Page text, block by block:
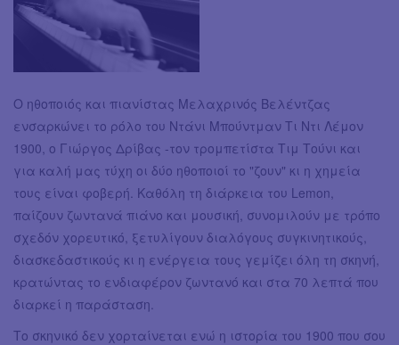
Ο ηθοποιός και πιανίστας Μελαχρινός Βελέντζας
ενσαρκώνει το ρόλο του Ντάνι Μπούντμαν Τι Ντι Λέμον
1900, ο Γιώργος Δρίβας -τον τρομπετίστα Τιμ Τούνι και
για καλή μας τύχη οι δύο ηθοποιοί το "ζουν" κι η χημεία
τους είναι φοβερή. Καθόλη τη διάρκεια του Lemon,
παίζουν ζωντανά πιάνο και μουσική, συνομιλούν με τρόπο
σχεδόν χορευτικό, ξετυλίγουν διαλόγους συγκινητικούς,
διασκεδαστικούς κι η ενέργεια τους γεμίζει όλη τη σκηνή,
κρατώντας το ενδιαφέρον ζωντανό και στα 70 λεπτά που
διαρκεί η παράσταση.
Το σκηνικό δεν χορταίνεται ενώ η ιστορία του 1900 που σου